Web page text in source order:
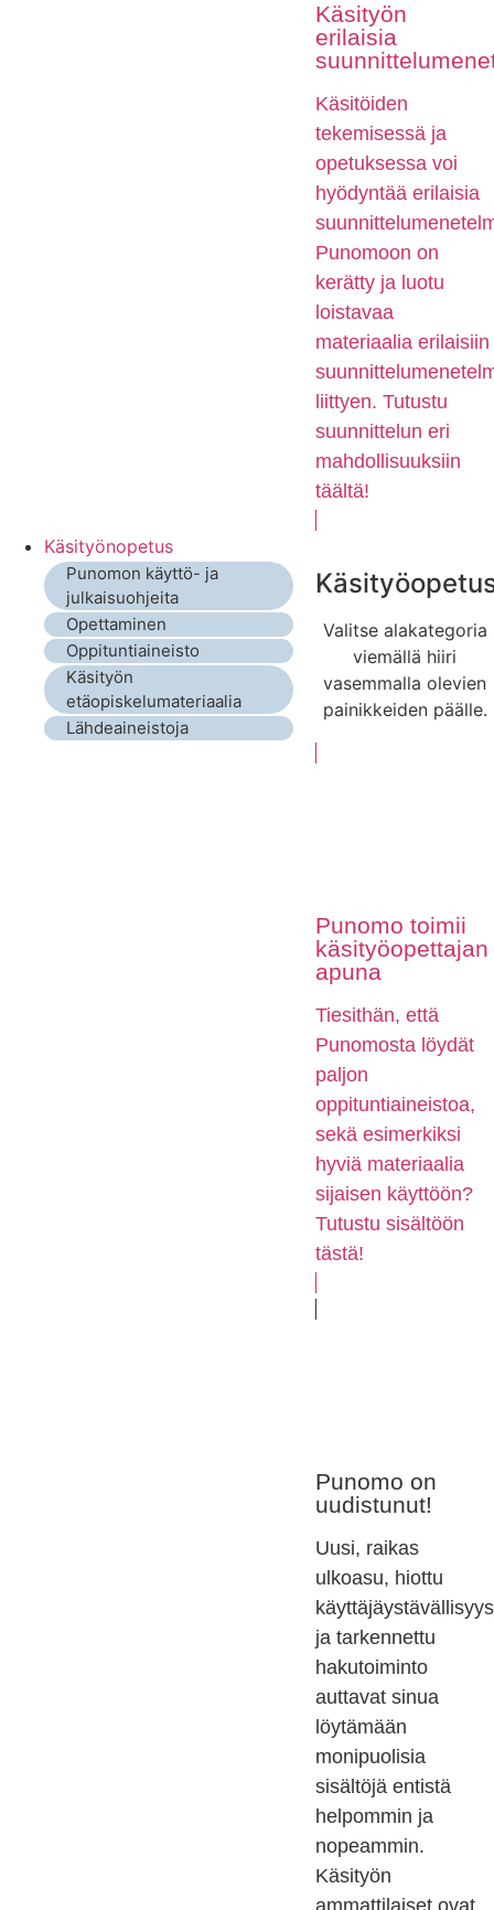
Käsityön
erilaisia
Käsitöiden
tekemisessä ja
opetuksessa voi
hyödyntää erilaisia
Punomoon on
kerätty ja luotu
loistavaa
materiaalia erilaisiin
liittyen. Tutustu
suunnittelun eri
mahdollisuuksiin
täältä!
Käsityönopetus
Punomon käyttö- ja
julkaisuohjeita
Opettaminen
Oppituntiaineisto
Käsityön
etäopiskelumateriaalia
Lähdeaineistoja
Valitse alakategoria
viemällä hiiri
vasemmalla olevien
painikkeiden päälle.
Punomo toimii
käsityöopettajan
apuna
Tiesithän, että
Punomosta löydät
paljon
oppituntiaineistoa,
sekä esimerkiksi
hyviä materiaalia
sijaisen käyttöön?
Tutustu sisältöön
tästä!
Punomo on
uudistunut!
Uusi, raikas
ulkoasu, hiottu
käyttäjäystävällisyys
ja tarkennettu
hakutoiminto
auttavat sinua
löytämään
monipuolisia
sisältöjä entistä
helpommin ja
nopeammin.
Käsityön